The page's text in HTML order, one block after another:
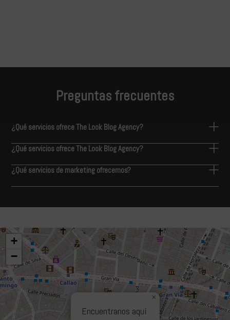
Preguntas frecuentes
¿Qué servicios ofrece The Look Blog Agency?
¿Qué servicios ofrece The Look Blog Agency?
¿Qué servicios de marketing ofrecemos?
Encuentranos aquí
×
+
−